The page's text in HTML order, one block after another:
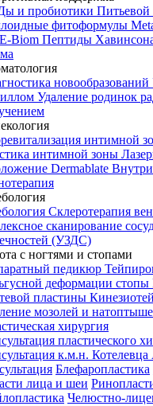
и пробиотики Питьевой
фитоформулы
Biom Пептиды
новообразований
Удаление родинок
интимной
интимной зоны
Dermablate
Склеротерапия вен
сканирование
(УЗДС)
с ногтями и стопами
педикюр
деформации стопы
пластины
мозолей и
хирургия
пластического
к.м.н. Котелевца
Блефаропластика
лица и шеи
Челюстно-